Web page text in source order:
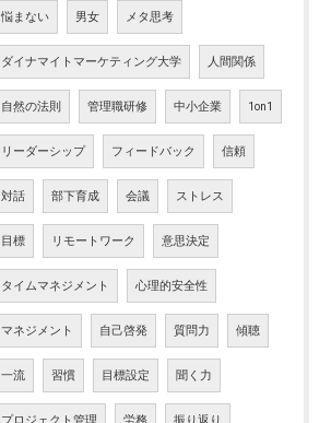
悩まない 男女 メタ思考
ダイナマイトマーケティング大学 人間関係
自然の法則 管理職研修 中小企業 1on1
リーダーシップ フィードバック 信頼
対話 部下育成 会議 ストレス
目標 リモートワーク 意思決定
タイムマネジメント 心理的安全性
マネジメント 自己啓発 質問力 傾聴
一流 習慣 目標設定 聞く力